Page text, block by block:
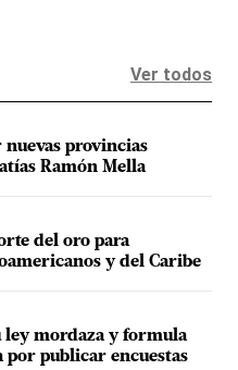
Ver todos
nuevas provincias
Ramón Mella
del oro para
y del Caribe
ley mordaza y formula
por publicar encuestas